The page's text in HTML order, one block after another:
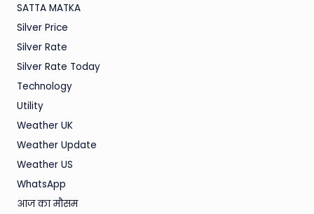
SATTA MATKA
Silver Price
Silver Rate
Silver Rate Today
Technology
Utility
Weather UK
Weather Update
Weather US
WhatsApp
आज का मौसम